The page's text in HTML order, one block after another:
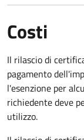
Costi
Il rilascio di
pagamento
l'esenzione per
richiedente deve
utilizzo.